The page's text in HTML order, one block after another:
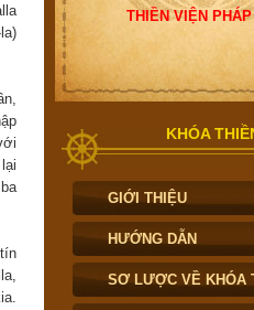
THIỀN VIỆN PHÁP
KHÓA
GIỚI THIỆU
HƯỚNG DẪN
SƠ LƯỢC VỀ KHÓA